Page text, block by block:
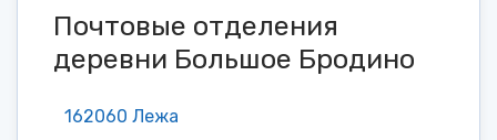
Почтовые отделения
деревни Большое Бродино
162060 Лежа